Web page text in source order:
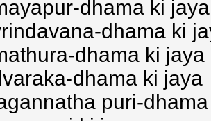
dhama ki jaya
dhama ki
dhama ki jaya
dhama ki jaya
puri-